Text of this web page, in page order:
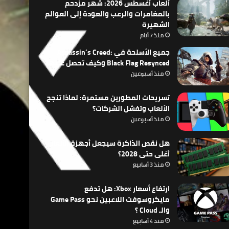
ألعاب أغسطس 2026: شهر مزدحم
بالمغامرات والرعب والعودة إلى العوالم
الشهيرة
منذ 7 أيام
جميع الأسلحة في Assassin’s Creed:
Black Flag Resynced وكيف تحصل عليها
منذ أسبوعين
تسريحات المطورين مستمرة: لماذا تنجح
الألعاب وتفشل الشركات؟
منذ أسبوعين
هل نقص الذاكرة سيجعل أجهزة الألعاب
أغلى حتى 2028؟
منذ 3 أسابيع
ارتفاع أسعار Xbox: هل تدفع
مايكروسوفت اللاعبين نحو Game Pass
والـ Cloud ؟
منذ 4 أسابيع